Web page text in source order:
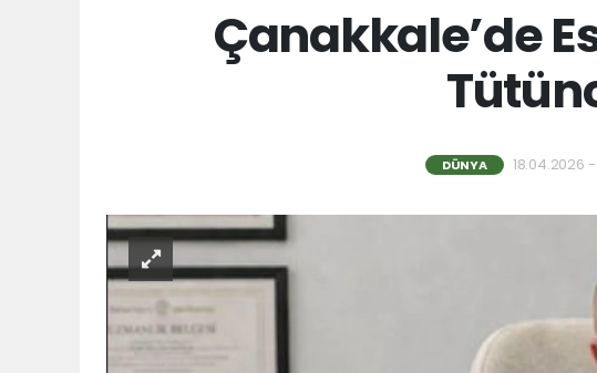
Çanakkale’de
DÜNYA 18.04.2026